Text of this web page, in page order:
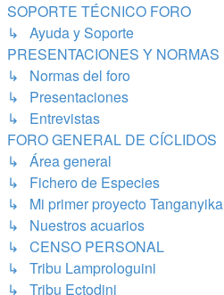
SOPORTE TÉCNICO FORO
↳ Ayuda y Soporte
PRESENTACIONES Y NORMAS
↳ Normas del foro
↳ Presentaciones
↳ Entrevistas
FORO GENERAL DE CÍCLIDOS
↳ Área general
↳ Fichero de Especies
↳ Mi primer proyecto Tanganyika
↳ Nuestros acuarios
↳ CENSO PERSONAL
↳ Tribu Lamprologuini
↳ Tribu Ectodini